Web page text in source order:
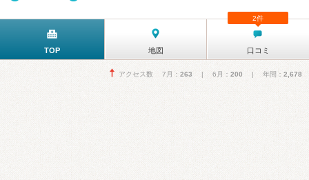
TOP 地図 口コミ
2件
アクセス数 7月： 263 | 6月： 200 | 年間： 2,678